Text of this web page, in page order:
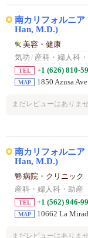
南カリフォルニア
Han, M.D.)
美容・健康
気功 / 産科・婦人科
TEL +1 (626) 810-
MAP 1850 Azusa
まだレビューはありませ
南カリフォルニア
Han, M.D.)
病院・クリニック
産科・婦人科・助産
TEL +1 (562) 946-
MAP 10662 La
まだレビューはありませ